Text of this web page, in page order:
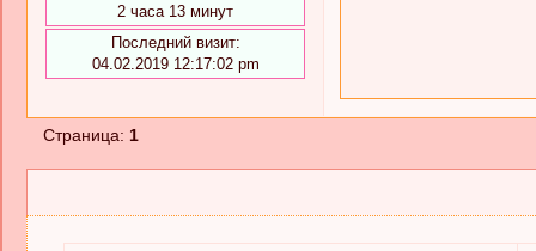
2 часа 13 минут
Последний визит:
04.02.2019 12:17:02 pm
Страница: 1